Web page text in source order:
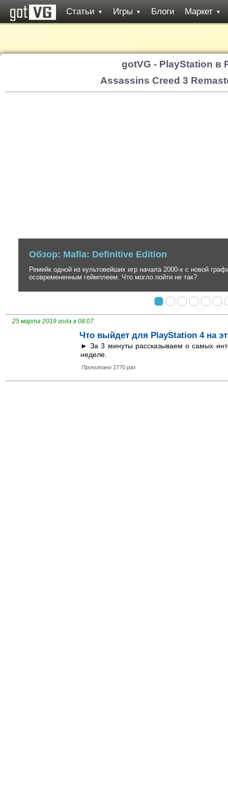
Статьи ▼ Игры ▼ Блоги Маркет ▼
gotVG - PlayStation в
Assassins Creed 3
Обзор: Mafia: Definitive Edition
Ремейк одной из культовейших игр начала 2000-х с новой
осовремененным геймплеем. Что могло пойти не так?
25 марта 2019 года в 08:07
Что выйдет для PlayStation 4 на
► За 3 минуты рассказываем о самых
неделе.
Прочитано 1770 раз